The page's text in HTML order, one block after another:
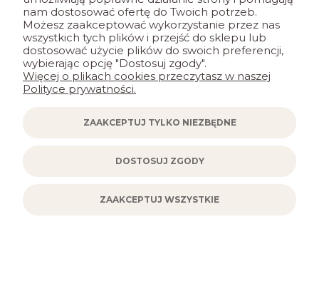
Karmnik dla ptaków do samodzielnego
złożenia
78,90 zł
nam dostosować ofertę do Twoich potrzeb.
Możesz zaakceptować wykorzystanie przez nas
wszystkich tych plików i przejść do sklepu lub
dostosować użycie plików do swoich preferencji,
wybierając opcję "Dostosuj zgody".
Więcej o plikach cookies przeczytasz w naszej
Polityce prywatności.
ZAAKCEPTUJ TYLKO NIEZBĘDNE
DOSTOSUJ ZGODY
ZAAKCEPTUJ WSZYSTKIE